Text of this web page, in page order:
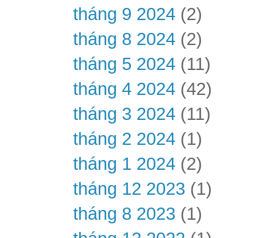
tháng 9 2024 (2)
tháng 8 2024 (2)
tháng 5 2024 (11)
tháng 4 2024 (42)
tháng 3 2024 (11)
tháng 2 2024 (1)
tháng 1 2024 (2)
tháng 12 2023 (1)
tháng 8 2023 (1)